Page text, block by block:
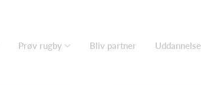
Prøv rugby Bliv partner Uddannelse